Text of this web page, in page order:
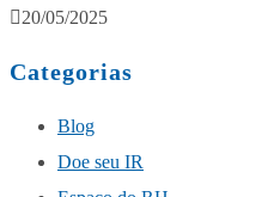
20/05/2025
Categorias
Blog
Doe seu IR